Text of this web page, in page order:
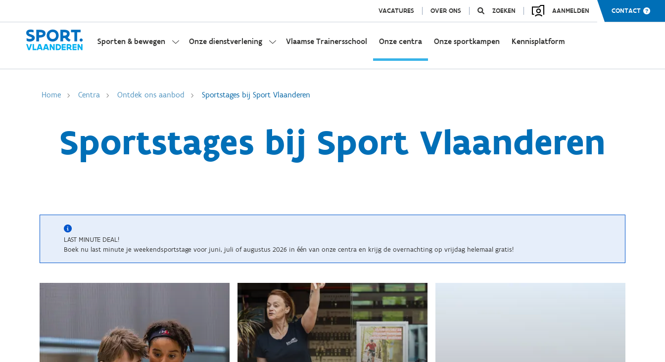
VACATURES OVER ONS ZOEKEN AANMELDEN CONTACT
Sporten & bewegen Onze dienstverlening Vlaamse Trainersschool Onze centra Onze sportkampen Kennisplatform
Home Centra Ontdek ons aanbod Sportstages bij Sport Vlaanderen
Sportstages bij Sport Vlaanderen
LAST MINUTE DEAL!
Boek nu last minute je weekendsportstage voor juni, juli of augustus 2026 in één van onze centra en krijg de overnachting op vrijdag helemaal gratis!